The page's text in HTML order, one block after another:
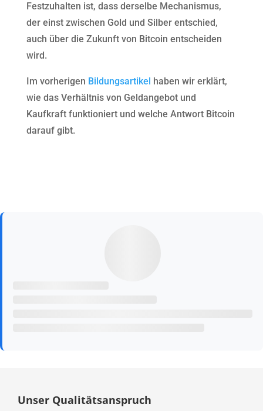
Festzuhalten ist, dass derselbe Mechanismus,
der einst zwischen Gold und Silber entschied,
auch über die Zukunft von Bitcoin entscheiden
wird.
Im vorherigen Bildungsartikel haben wir erklärt,
wie das Verhältnis von Geldangebot und
Kaufkraft funktioniert und welche Antwort Bitcoin
darauf gibt.
Unser Qualitätsanspruch